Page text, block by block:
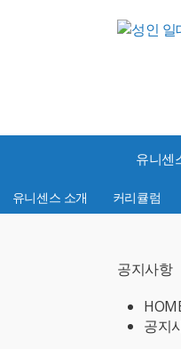
유니센
유니센스 소개 커리큘럼
공지사항
공지